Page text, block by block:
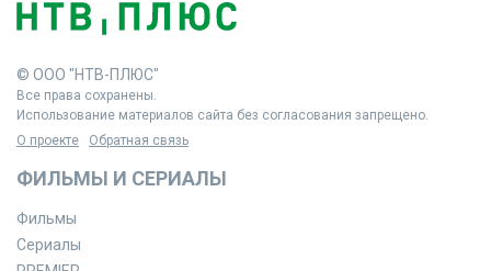
© ООО "НТВ-ПЛЮС"
Все права сохранены.
Использование материалов сайта без согласования запрещено.
О проекте
Обратная связь
ФИЛЬМЫ И СЕРИАЛЫ
Фильмы
Сериалы